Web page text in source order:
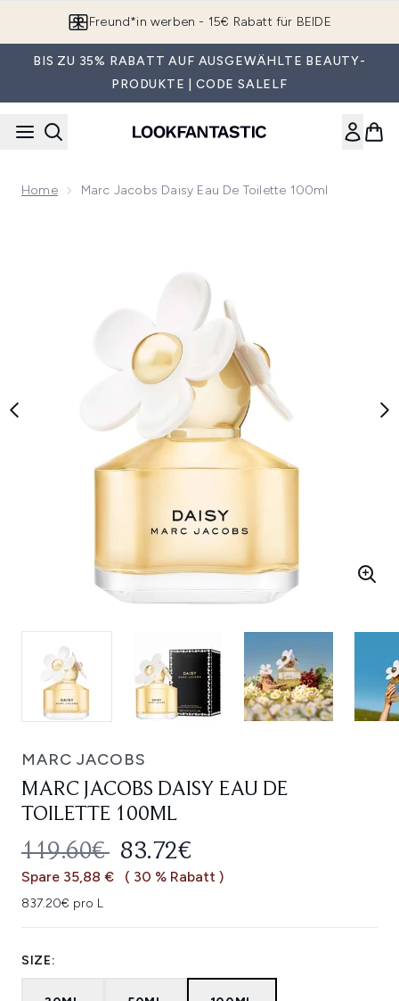
Freund*in werben - 15€ Rabatt für BEIDE
BIS ZU 35% RABATT AUF AUSGEWÄHLTE BEAUTY-
PRODUKTE | CODE SALELF
Home Marc Jacobs Daisy Eau De Toilette 100ml
MARC JACOBS
MARC JACOBS DAISY EAU DE
TOILETTE 100ML
UNVERBINDLICHE
119.60€ AKTUELLER PREIS:
83.72€
Spare 35,88 € ( 30 % Rabatt )
837.20€ pro L
SIZE: